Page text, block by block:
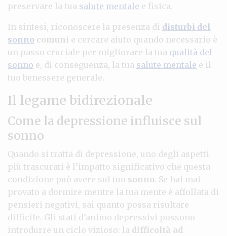
preservare la tua salute mentale e fisica.
In sintesi, riconoscere la presenza di disturbi del
sonno comuni e cercare aiuto quando necessario è
un passo cruciale per migliorare la tua qualità del
sonno e, di conseguenza, la tua salute mentale e il
tuo benessere generale.
Il legame bidirezionale
Come la depressione influisce sul
sonno
Quando si tratta di depressione, uno degli aspetti
più trascurati è l’impatto significativo che questa
condizione può avere sul tuo sonno. Se hai mai
provato a dormire mentre la tua mente è affollata di
pensieri negativi, sai quanto possa risultare
difficile. Gli stati d’animo depressivi possono
introdurre un ciclo vizioso: la difficoltà ad